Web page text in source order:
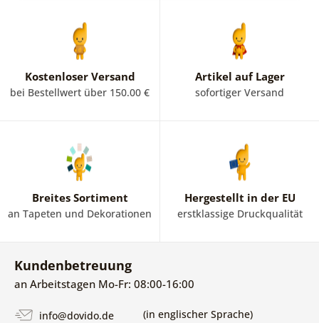
Kostenloser Versand
bei Bestellwert über 150.00 €
Artikel auf Lager
sofortiger Versand
Breites Sortiment
an Tapeten und Dekorationen
Hergestellt in der EU
erstklassige Druckqualität
Kundenbetreuung
an Arbeitstagen Mo-Fr: 08:00-16:00
info@dovido.de (in englischer Sprache)